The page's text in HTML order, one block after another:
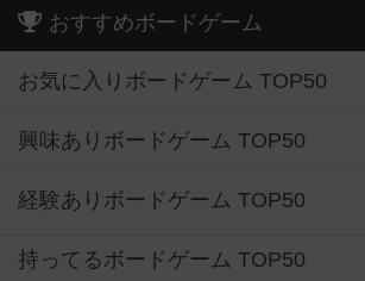
おすすめボードゲーム
お気に入りボードゲーム TOP50
興味ありボードゲーム TOP50
経験ありボードゲーム TOP50
持ってるボードゲーム TOP50